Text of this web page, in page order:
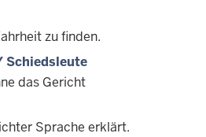
zu finden.
das Gericht
Sprache erklärt.